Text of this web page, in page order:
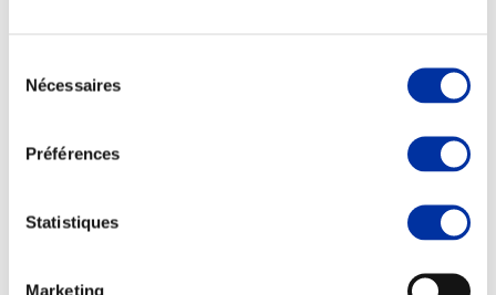
Nécessaires
Préférences
Statistiques
Marketing